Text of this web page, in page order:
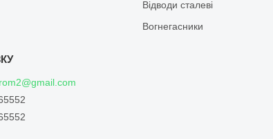
Відводи сталеві
Вогнегасники